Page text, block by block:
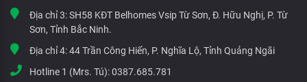
Địa chỉ 3:SH58 KĐT Belhomes Vsip Từ Sơn, Đ. Hữu Nghị, P. Từ
Sơn, Tỉnh Bắc Ninh.
Địa chỉ 4:44 Trần Công Hiến, P. Nghĩa Lộ, Tỉnh Quảng Ngãi
Hotline 1 (Mrs. Tú):0387.685.781